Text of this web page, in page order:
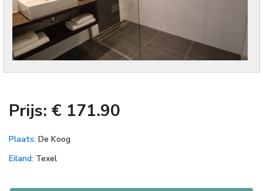
Prijs: € 171.90
Plaats: De Koog
Eiland: Texel